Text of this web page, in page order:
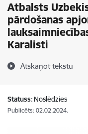
Atbalsts
pārdošanas
Karalisti
Atskaņot tekstu
Statuss: Noslēdzies
Publicēts: 02.02.2024.